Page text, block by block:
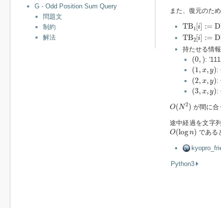
G - Odd Position Sum Query
問題文
制約
解法
また、復元のた
TB1[i] := D
TB1 [i]:= P
TB2 [i := D
TB2 [i]:= P
持たせる情
(0, )
(0 :
(1, x,y)
(1 , x :
(2, x, y)
(2 ) :
(3, x, y)
(3, y) :
O( N2)
O(N2)
が間に
途中経過を文字
O(logn)
O(logn) である
Python3